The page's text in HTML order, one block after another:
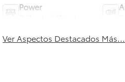
Power
Ver Aspectos Destacados Más...